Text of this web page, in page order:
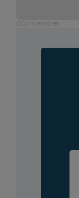
OCU Inversiones